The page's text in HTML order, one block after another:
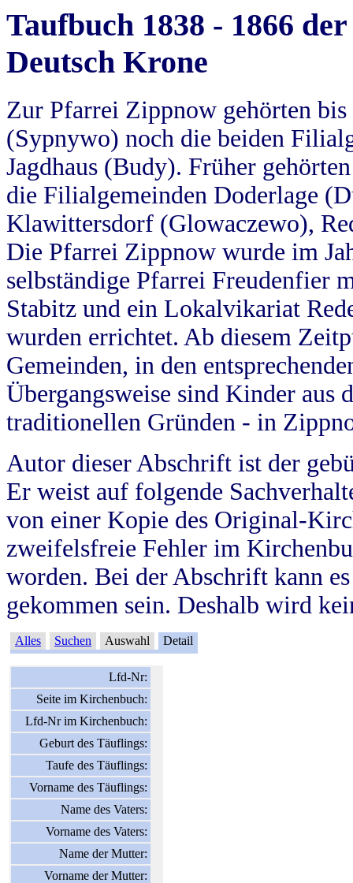
Taufbuch 1838 - 1866
Deutsch Krone
Zur Pfarrei Zippnow gehörten
(Sypnywo) noch die beiden
Jagdhaus (Budy). Früher
die Filialgemeinden Doderlage
Klawittersdorf (Glowaczewo),
Die Pfarrei Zippnow wurde im
selbständige Pfarrei Freudenfier
Stabitz und ein Lokalvikariat
wurden errichtet. Ab diesem
Gemeinden, in den
Übergangsweise sind Kinder aus
traditionellen Gründen - in
Autor dieser Abschrift ist der
Er weist auf folgende
von einer Kopie des Original-
zweifelsfreie Fehler im
worden. Bei der Abschrift kann
gekommen sein. Deshalb wird
Alles Suchen Auswahl Detail
Lfd-Nr:
Seite im Kirchenbuch:
Lfd-Nr im Kirchenbuch:
Geburt des Täuflings:
Taufe des Täuflings:
Vorname des Täuflings:
Name des Vaters:
Vorname des Vaters:
Name der Mutter:
Vorname der Mutter: